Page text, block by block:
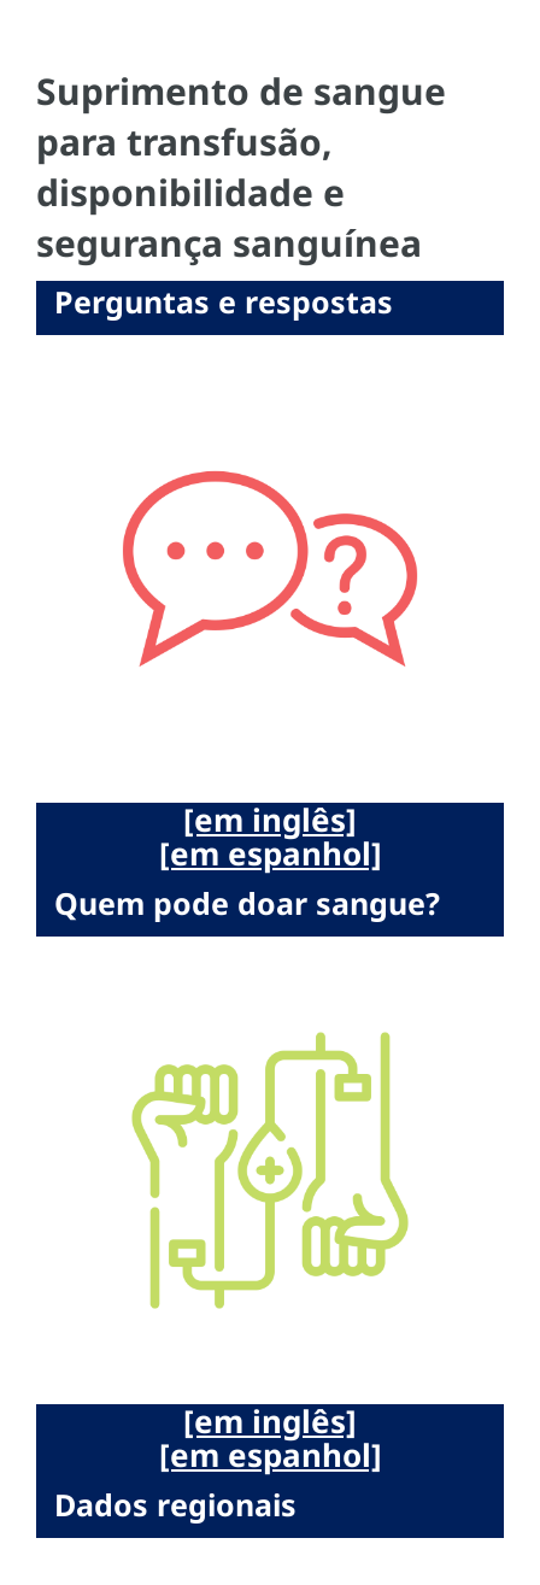
Suprimento de sangue
para transfusão,
disponibilidade e
segurança sanguínea
Perguntas e respostas
[em inglês]
[em espanhol]
Quem pode doar sangue?
[em inglês]
[em espanhol]
Dados regionais